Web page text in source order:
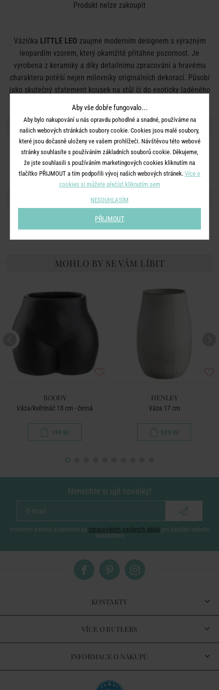
Produkt nelze zakoupit
Vázička LITTLE LEO zaujme moderním designem s výrazným
leopardím vzorem, který okamžitě přitáhne pozornost. Je
vyrobena z keramiky a díky detailnímu zpracování a hravému
charakteru potěší nejen milovníky originálních dekorací. Působí
jako skutečný statement kousek na stůl či do exoticky laděného
interiéru. Malý „řev“ pro Váš domov.
DETAILY PRODUKTU
Rozměry:D 14 x Š 6 x V 16 cm
Materiál:keramika
SDÍLEJTE S PŘÁTELI
MOHLO BY SE VÁM LÍBIT
BOODY
Váza/květináč 13 cm - černá
199 Kč
HENLEY
Váza 17 cm
599 Kč
Nenechte si ujít novinky!
vložením e-mailu souhlasíte se zpracováním osobních údajů pro zasílání našeho
newsletteru
KONTAKTY
VÍCE O BUTLERS
INFORMACE O NÁKUPU
Aby vše dobře fungovalo...
Aby bylo nakupování u nás opravdu pohodlné a snadné, používáme na
našich webových stránkách soubory cookie. Cookies jsou malé soubory,
které jsou dočasně uloženy ve vašem prohlížeči. Návštěvou této webové
stránky souhlasíte s používáním základních souborů cookie. Děkujeme,
že jste souhlasili s používáním marketingových cookies kliknutím na
tlačítko PŘIJMOUT a tím podpořili vývoj našich webových stránek. Více o
cookies si můžete přečíst kliknutím sem
NESOUHLASÍM
PŘIJMOUT